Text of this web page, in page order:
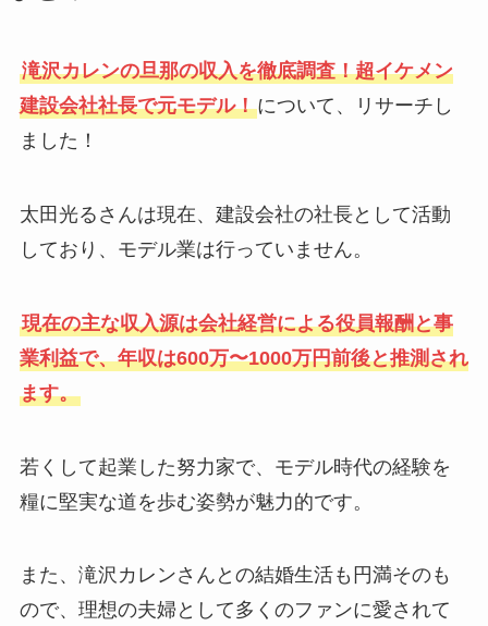
滝沢カレンの旦那の収入を徹底調査！超イケメン
建設会社社長で元モデル！について、リサーチし
ました！
太田光るさんは現在、建設会社の社長として活動
しており、モデル業は行っていません。
現在の主な収入源は会社経営による役員報酬と事
業利益で、年収は600万〜1000万円前後と推測され
ます。
若くして起業した努力家で、モデル時代の経験を
糧に堅実な道を歩む姿勢が魅力的です。
また、滝沢カレンさんとの結婚生活も円満そのも
ので、理想の夫婦として多くのファンに愛されて